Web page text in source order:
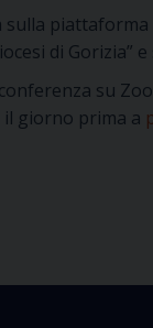
sulla
di Gorizia”
su
giorno prima a